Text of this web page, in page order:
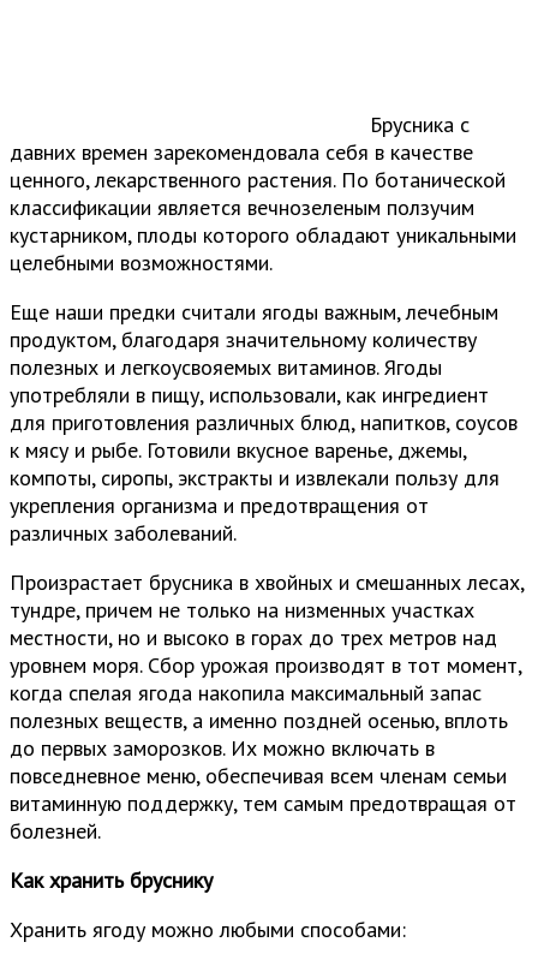
Брусника с
давних времен зарекомендовала себя в качестве
ценного, лекарственного растения. По ботанической
классификации является вечнозеленым ползучим
кустарником, плоды которого обладают уникальными
целебными возможностями.
Еще наши предки считали ягоды важным, лечебным
продуктом, благодаря значительному количеству
полезных и легкоусвояемых витаминов. Ягоды
употребляли в пищу, использовали, как ингредиент
для приготовления различных блюд, напитков, соусов
к мясу и рыбе. Готовили вкусное варенье, джемы,
компоты, сиропы, экстракты и извлекали пользу для
укрепления организма и предотвращения от
различных заболеваний.
Произрастает брусника в хвойных и смешанных лесах,
тундре, причем не только на низменных участках
местности, но и высоко в горах до трех метров над
уровнем моря. Сбор урожая производят в тот момент,
когда спелая ягода накопила максимальный запас
полезных веществ, а именно поздней осенью, вплоть
до первых заморозков. Их можно включать в
повседневное меню, обеспечивая всем членам семьи
витаминную поддержку, тем самым предотвращая от
болезней.
Как хранить бруснику
Хранить ягоду можно любыми способами: